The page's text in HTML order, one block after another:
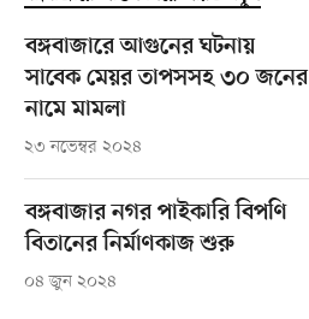
বঙ্গবাজারে আগুনের ঘটনায়
সাবেক মেয়র তাপসসহ ৩০ জনের
নামে মামলা
২৩ নভেম্বর ২০২৪
বঙ্গবাজার নগর পাইকারি বিপণি
বিতানের নির্মাণকাজ শুরু
০৪ জুন ২০২৪